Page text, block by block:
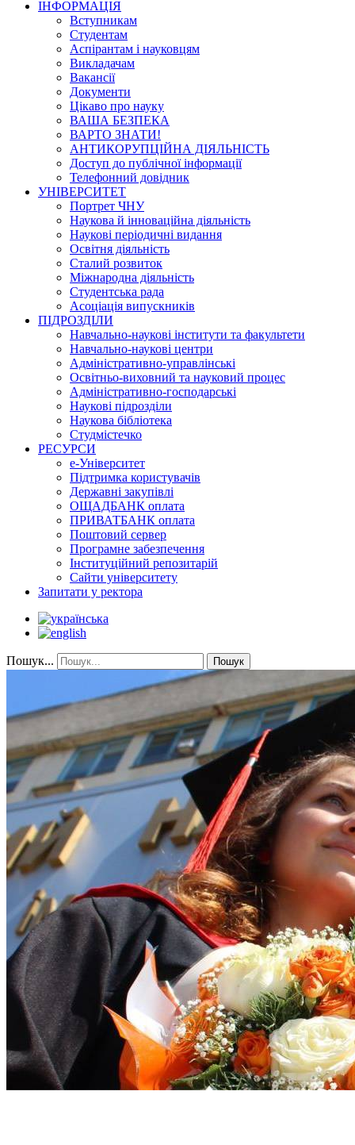
ІНФОРМАЦІЯ
Вступникам
Студентам
Аспірантам і науковцям
Викладачам
Вакансії
Документи
Цікаво про науку
ВАША БЕЗПЕКА
ВАРТО ЗНАТИ!
АНТИКОРУПЦІЙНА ДІЯЛЬНІСТЬ
Доступ до публічної інформації
Телефонний довідник
УНІВЕРСИТЕТ
Портрет ЧНУ
Наукова й інноваційна діяльність
Наукові періодичні видання
Освітня діяльність
Сталий розвиток
Міжнародна діяльність
Студентська рада
Асоціація випускників
ПІДРОЗДІЛИ
Навчально-наукові інститути та факультети
Навчально-наукові центри
Адміністративно-управлінські
Освітньо-виховний та науковий процес
Адміністративно-господарські
Наукові підрозділи
Наукова бібліотека
Студмістечко
РЕСУРСИ
е-Університет
Підтримка користувачів
Державні закупівлі
ОЩАДБАНК оплата
ПРИВАТБАНК оплата
Поштовий сервер
Програмне забезпечення
Інституційний репозитарій
Сайти університету
Запитати у ректора
Пошук... Пошук